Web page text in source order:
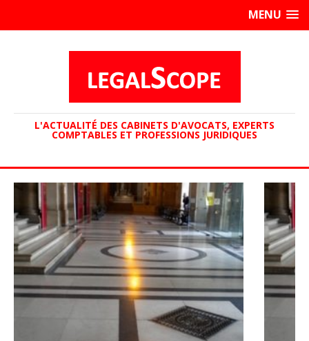
MENU
L'ACTUALITÉ DES CABINETS D'AVOCATS, EXPERTS
COMPTABLES ET PROFESSIONS JURIDIQUES